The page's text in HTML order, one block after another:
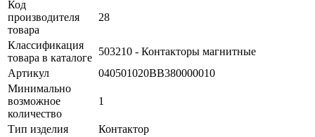
Код
производителя
товара
28
Классификация
товара в каталоге
503210 - Контакторы магнитные
Артикул
040501020ВВ380000010
Минимально
возможное
количество
1
Тип изделия
Контактор